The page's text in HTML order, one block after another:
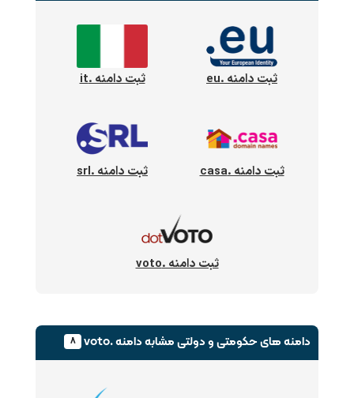
ثبت دامنه .eu ثبت دامنه .it
ثبت دامنه .casa ثبت دامنه .srl
ثبت دامنه .voto
دامنه های حکومتی و دولتیمشابه دامنه .voto ۸